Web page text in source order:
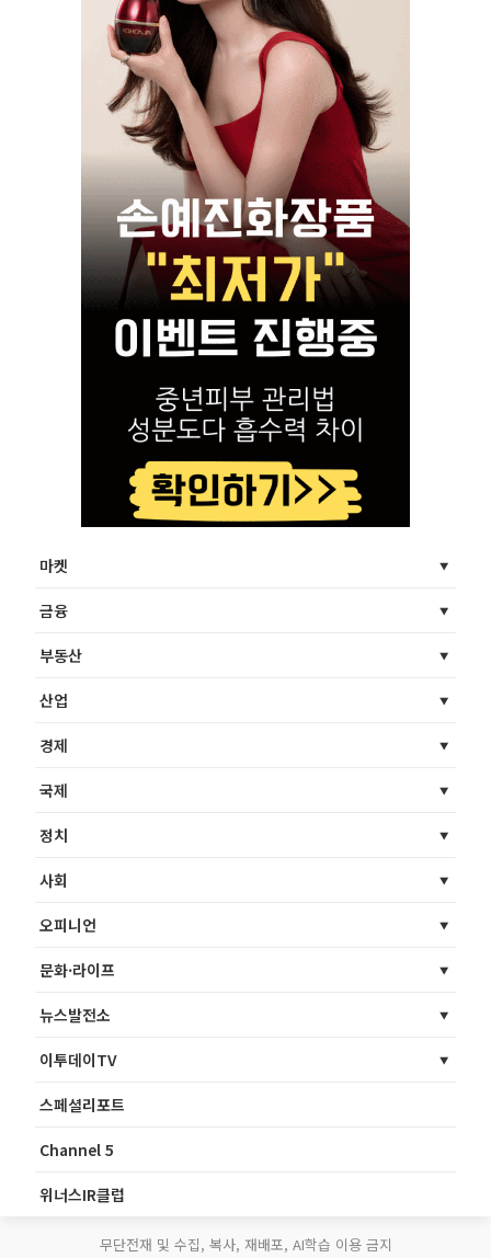
마켓
금융
부동산
산업
경제
국제
정치
사회
오피니언
문화·라이프
뉴스발전소
이투데이TV
스페셜리포트
Channel 5
위너스IR클럽
무단전재 및 수집, 복사, 재배포, AI학습 이용 금지